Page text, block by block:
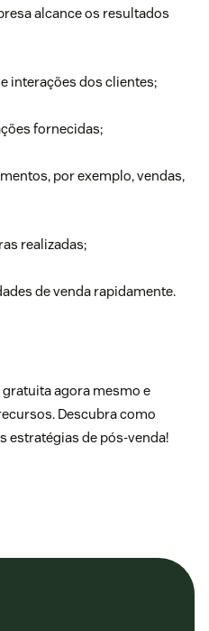
alcance os resultados
interações dos clientes;
fornecidas;
por exemplo, vendas,
realizadas;
de venda rapidamente.
gratuitaagora mesmo e
Descubra como
estratégias de pós-venda!